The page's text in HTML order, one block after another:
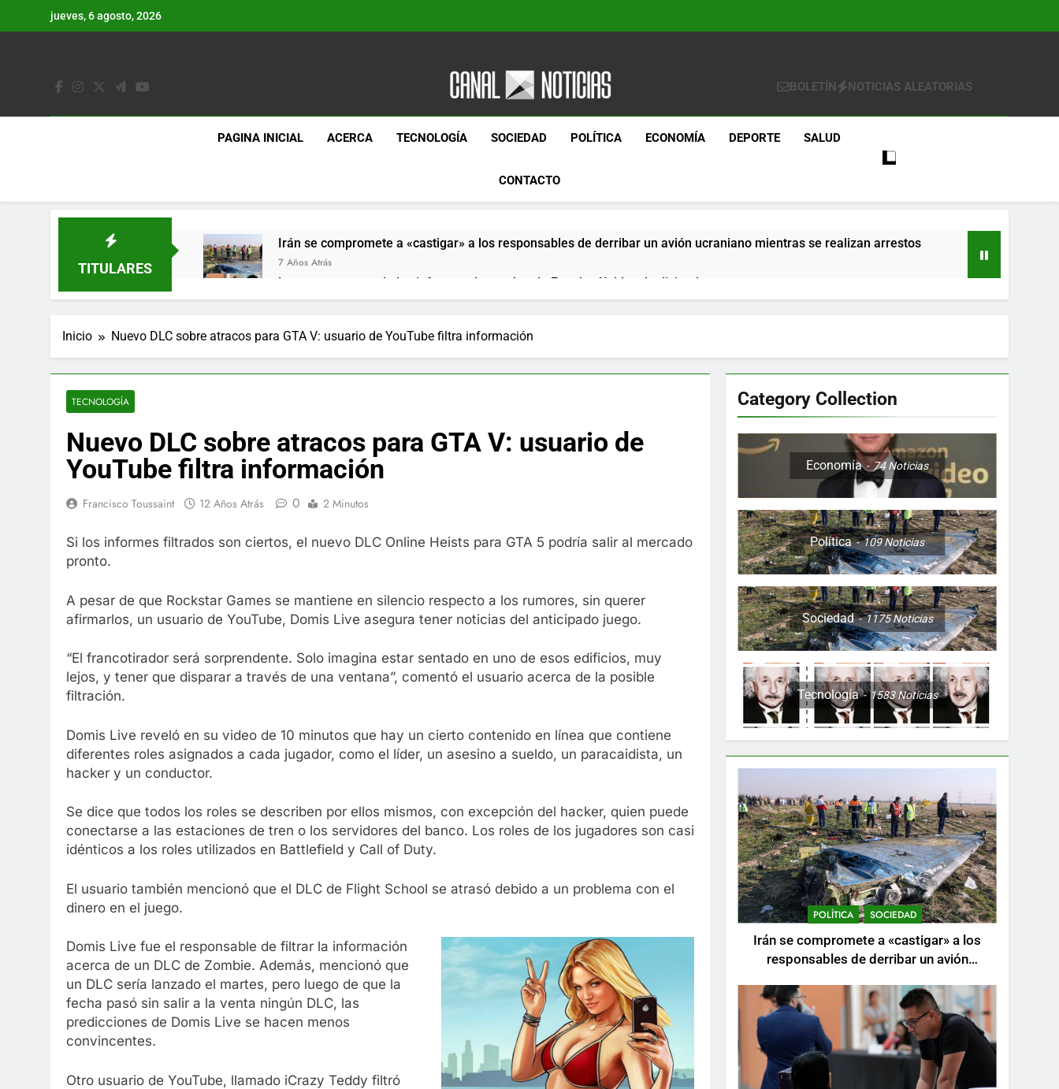
jueves, 6 agosto, 2026
Canal Noticias
Canal Noticias
BOLETÍN NOTICIAS ALEATORIAS
PAGINA INICIAL ACERCA TECNOLOGÍA SOCIEDAD POLÍTICA ECONOMÍA DEPORTE SALUD
CONTACTO
TITULARES
Irán se compromete a «castigar» a los responsables de derribar un avión ucraniano mientras se realizan arrestos
7 Años Atrás
Lo que se espera de los informes de empleo de Estados Unidos de diciembre
7 Años Atrás
7 Años Atrás
El famoso chef y restaurador, Carl Ruiz, muere a los 44 años
Cápsulas Ultra Max Testo a Precios Especiales en México, Chile, Argentina, Colombia, Perú , Ecuador, Costa Rica y
Más
7 Años Atrás
7 Años Atrás
7 Años Atrás
Crucero en México te lleva a lugares paranormales con binoculares de visión nocturna y reuniones de secuestrados
La Inteligencia Artificial deepfake de Samsung fabrica un clip de movimiento desde una sola foto
7 Años Atrás
Inicio Nuevo DLC sobre atracos para GTA V: usuario de YouTube filtra información
TECNOLOGÍA
Nuevo DLC sobre atracos para GTA V: usuario de
YouTube filtra información
Francisco Toussaint 12 Años Atrás 0 2 Minutos
Si los informes filtrados son ciertos, el nuevo DLC Online Heists para GTA 5 podría salir al mercado
pronto.
A pesar de que Rockstar Games se mantiene en silencio respecto a los rumores, sin querer
afirmarlos, un usuario de YouTube, Domis Live asegura tener noticias del anticipado juego.
“El francotirador será sorprendente. Solo imagina estar sentado en uno de esos edificios, muy
lejos, y tener que disparar a través de una ventana”, comentó el usuario acerca de la posible
filtración.
Domis Live reveló en su video de 10 minutos que hay un cierto contenido en línea que contiene
diferentes roles asignados a cada jugador, como el líder, un asesino a sueldo, un paracaidista, un
hacker y un conductor.
Se dice que todos los roles se describen por ellos mismos, con excepción del hacker, quien puede
conectarse a las estaciones de tren o los servidores del banco. Los roles de los jugadores son casi
idénticos a los roles utilizados en Battlefield y Call of Duty.
El usuario también mencionó que el DLC de Flight School se atrasó debido a un problema con el
dinero en el juego.
Domis Live fue el responsable de filtrar la información
acerca de un DLC de Zombie. Además, mencionó que
un DLC sería lanzado el martes, pero luego de que la
fecha pasó sin salir a la venta ningún DLC, las
predicciones de Domis Live se hacen menos
convincentes.
Otro usuario de YouTube, llamado iCrazy Teddy filtró
Category Collection
Economía 74Noticias
Política 109Noticias
Sociedad 1175Noticias
Tecnología 1583Noticias
POLÍTICA SOCIEDAD
Irán se compromete a «castigar» a los
responsables de derribar un avión